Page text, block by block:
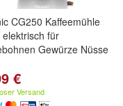
CG250 Kaffeemühle
elektrisch für
Gewürze Nüsse
€
Versand